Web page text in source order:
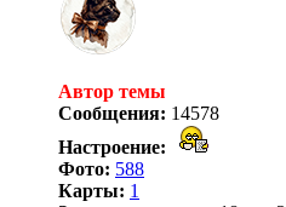
Автор темы
Сообщения: 14578
Настроение:
Фото: 588
Карты: 1